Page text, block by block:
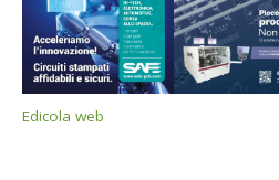
Edicola web